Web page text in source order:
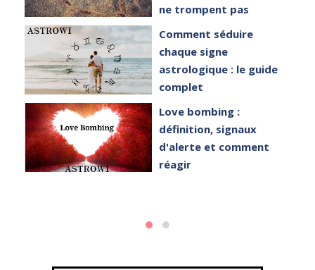
ne trompent pas
Comment séduire
chaque signe
astrologique : le guide
complet
Love bombing :
définition, signaux
d'alerte et comment
réagir